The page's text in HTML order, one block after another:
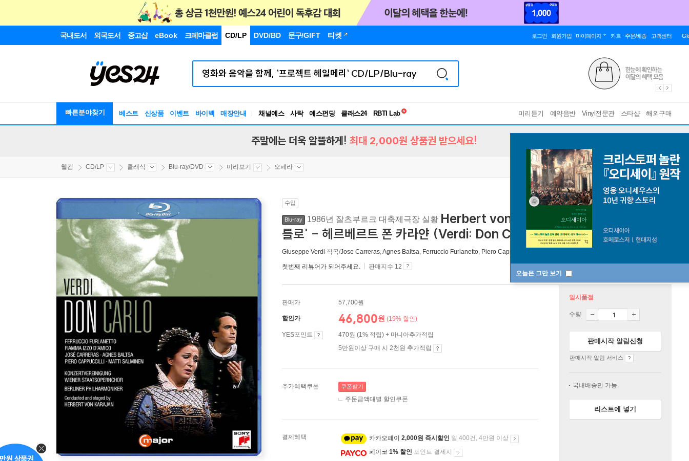
국내도서 외국도서 중고샵 eBook 크레마클럽 CD/LP DVD/BD 문구/GIFT 티켓 로그인 회원가입 마이페이지 카트 주문/배송 고객센터
빠른분야찾기 베스트 신상품 이벤트 바이백 매장안내 채널예스 사락 예스펀딩 클래스24
독서유형검사
미리듣기 예약음반 Vinyl전문관 스타샵 해외구매
오늘은 그만 보기
주말에는 더욱 알뜰하게! 최대 2,000원 상품권 받으세요!
웰컴 CD/LP 클래식 Blu-ray/DVD 미리보기 오페라
수입
Blu-ray 1986년 잘츠부르크 대축제극장 실황 Herbert von Karajan 베르디: 오페라 '돈 카
를로' - 헤르베르트 폰 카라얀 (Verdi: Don Carlo) [ 한글자막 ]
Giuseppe Verdi 작곡/Jose Carreras,Agnes Baltsa, Ferruccio Furlanetto, Piero Cappuccilli
첫번째 리뷰어가 되어주세요. 판매지수 12
판매가 57,700원
할인가 46,800원 (19% 할인)
YES포인트
470원 (1% 적립) + 마니아추가적립
5만원이상 구매 시 2천원 추가적립
추가혜택쿠폰 쿠폰받기
주문금액대별 할인쿠폰
결제혜택 카카오페이 2,000원 즉시할인 일 400건, 4만원 이상
페이코 1% 할인 포인트 결제시
일시품절
수량
판매시작 알림신청
판매시작 알림 서비스
국내배송만 가능
리스트에 넣기